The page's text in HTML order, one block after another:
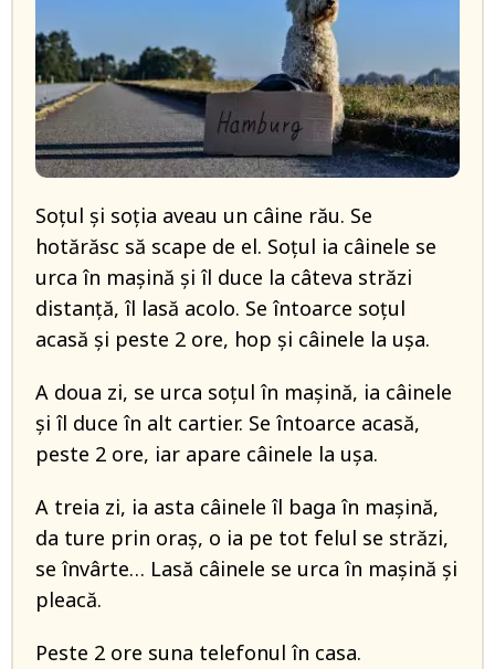
Soțul și soția aveau un câine rău. Se
hotărăsc să scape de el. Soțul ia câinele se
urca în mașină și îl duce la câteva străzi
distanță, îl lasă acolo. Se întoarce soțul
acasă și peste 2 ore, hop și câinele la ușa.
A doua zi, se urca soțul în mașină, ia câinele
și îl duce în alt cartier. Se întoarce acasă,
peste 2 ore, iar apare câinele la ușa.
A treia zi, ia asta câinele îl baga în mașină,
da ture prin oraș, o ia pe tot felul se străzi,
se învârte… Lasă câinele se urca în mașină și
pleacă.
Peste 2 ore suna telefonul în casa.